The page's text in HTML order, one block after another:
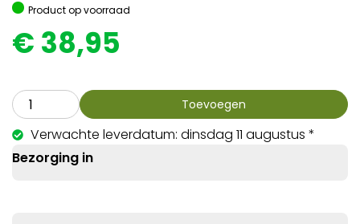
Product op voorraad
€ 38,95
Toevoegen
Verwachte leverdatum: dinsdag 11 augustus *
Bezorging in